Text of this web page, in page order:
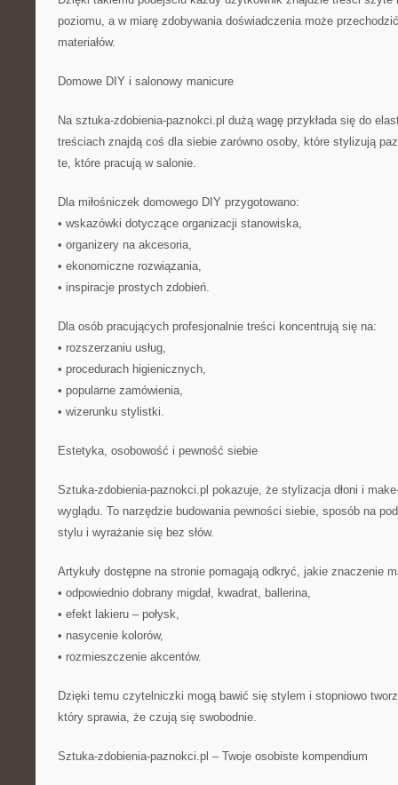
poziomu, a w miarę zdobywania doświadczenia może
materiałów.
Domowe DIY i salonowy manicure
Na sztuka-zdobienia-paznokci.pl dużą wagę przykłada się do
treściach znajdą coś dla siebie zarówno osoby, które stylizują
te, które pracują w salonie.
Dla miłośniczek domowego DIY przygotowano:
• wskazówki dotyczące organizacji stanowiska,
• organizery na akcesoria,
• ekonomiczne rozwiązania,
• inspiracje prostych zdobień.
Dla osób pracujących profesjonalnie treści koncentrują się na:
• rozszerzaniu usług,
• procedurach higienicznych,
• popularne zamówienia,
• wizerunku stylistki.
Estetyka, osobowość i pewność siebie
Sztuka-zdobienia-paznokci.pl pokazuje, że stylizacja dłoni i
wyglądu. To narzędzie budowania pewności siebie, sposób na
stylu i wyrażanie się bez słów.
Artykuły dostępne na stronie pomagają odkryć, jakie znaczenie
• odpowiednio dobrany migdał, kwadrat, ballerina,
• efekt lakieru – połysk,
• nasycenie kolorów,
• rozmieszczenie akcentów.
Dzięki temu czytelniczki mogą bawić się stylem i stopniowo
który sprawia, że czują się swobodnie.
Sztuka-zdobienia-paznokci.pl – Twoje osobiste kompendium